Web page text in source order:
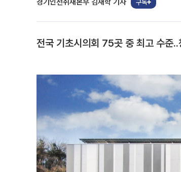
구독
전국 기초시의회 75곳 중 최고 수준